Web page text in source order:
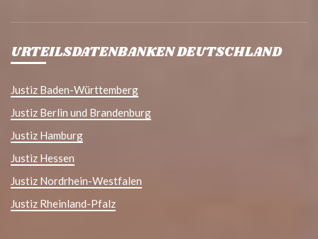
URTEILSDATENBANKEN DEUTSCHLAND
Justiz Baden-Württemberg
Justiz Berlin und Brandenburg
Justiz Hamburg
Justiz Hessen
Justiz Nordrhein-Westfalen
Justiz Rheinland-Pfalz